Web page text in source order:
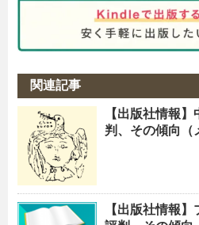
関連記事
【出版社情報
判、その傾向（
【出版社情報